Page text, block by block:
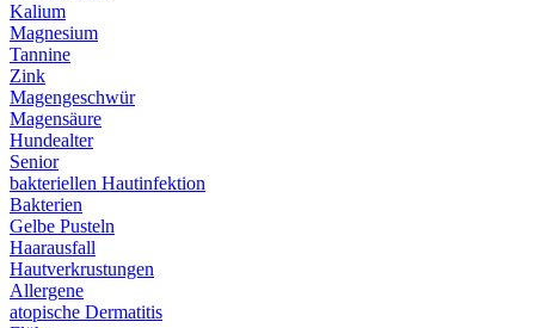
Kalium
Magnesium
Tannine
Zink
Magengeschwür
Magensäure
Hundealter
Senior
bakteriellen Hautinfektion
Bakterien
Gelbe Pusteln
Haarausfall
Hautverkrustungen
Allergene
atopische Dermatitis